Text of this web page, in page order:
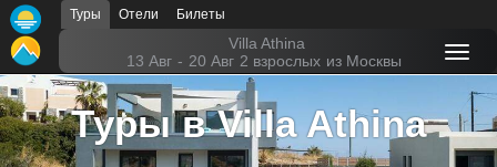
Туры Отели Билеты
Villa Athina
13 Авг - 20 Авг 2 взрослых из Москвы
Туры в Villa Athina
Главная
Горящие туры
Туры в Турцию